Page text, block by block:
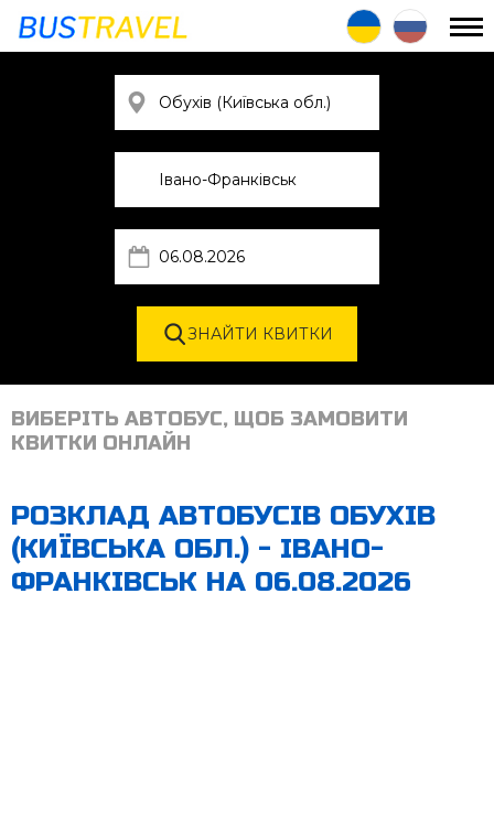
ВИБЕРІТЬ АВТОБУС, ЩОБ ЗАМОВИТИ
КВИТКИ ОНЛАЙН
РОЗКЛАД АВТОБУСІВ ОБУХІВ
(КИЇВСЬКА ОБЛ.) - ІВАНО-
ФРАНКІВСЬК НА 06.08.2026